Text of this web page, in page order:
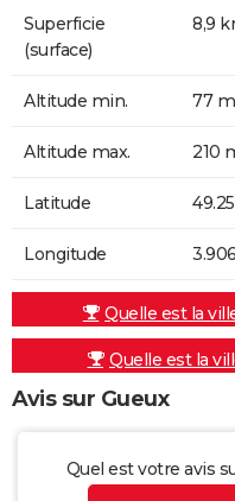
Superficie
(surface)
8,9
Altitude min. 77
Altitude max. 210
Latitude
Longitude
Quelle est la
Quelle est la
Avis sur Gueux
Quel est votre avis